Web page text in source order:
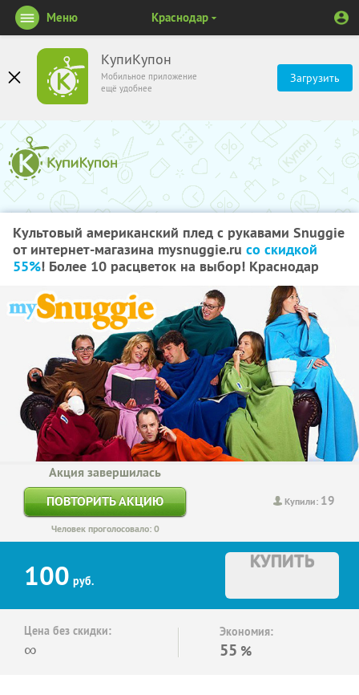
КупиКупон
Мобильное приложение
ещё удобнее
Загрузить
Меню Краснодар
Культовый американский плед с рукавами Snuggie
от интернет-магазина mysnuggie.ru со скидкой
55%! Более 10 расцветок на выбор! Краснодар
Купили: 19
Акция завершилась
ПОВТОРИТЬ АКЦИЮ
Человек проголосовало: 0
100 руб.
КУПИТЬ
Цена без скидки:
∞
Экономия:
55 %